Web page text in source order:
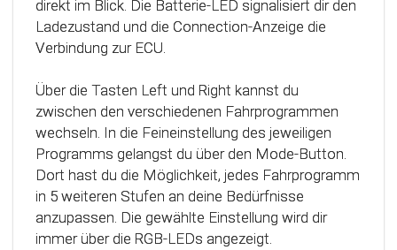
direkt im Blick. Die Batterie-LED signalisiert dir den
Ladezustand und die Connection-Anzeige die
Verbindung zur ECU.
Über die Tasten Left und Right kannst du
zwischen den verschiedenen Fahrprogrammen
wechseln. In die Feineinstellung des jeweiligen
Programms gelangst du über den Mode-Button.
Dort hast du die Möglichkeit, jedes Fahrprogramm
in 5 weiteren Stufen an deine Bedürfnisse
anzupassen. Die gewählte Einstellung wird dir
immer über die RGB-LEDs angezeigt.
einzelnen Fahrmodi (Fahrprogramme)
automatisch an die Charakteristik des Gaspedals
Technologie werden alle Potenziale deines
Fahrzeuges erkannt und können optimal genutzt
werden.